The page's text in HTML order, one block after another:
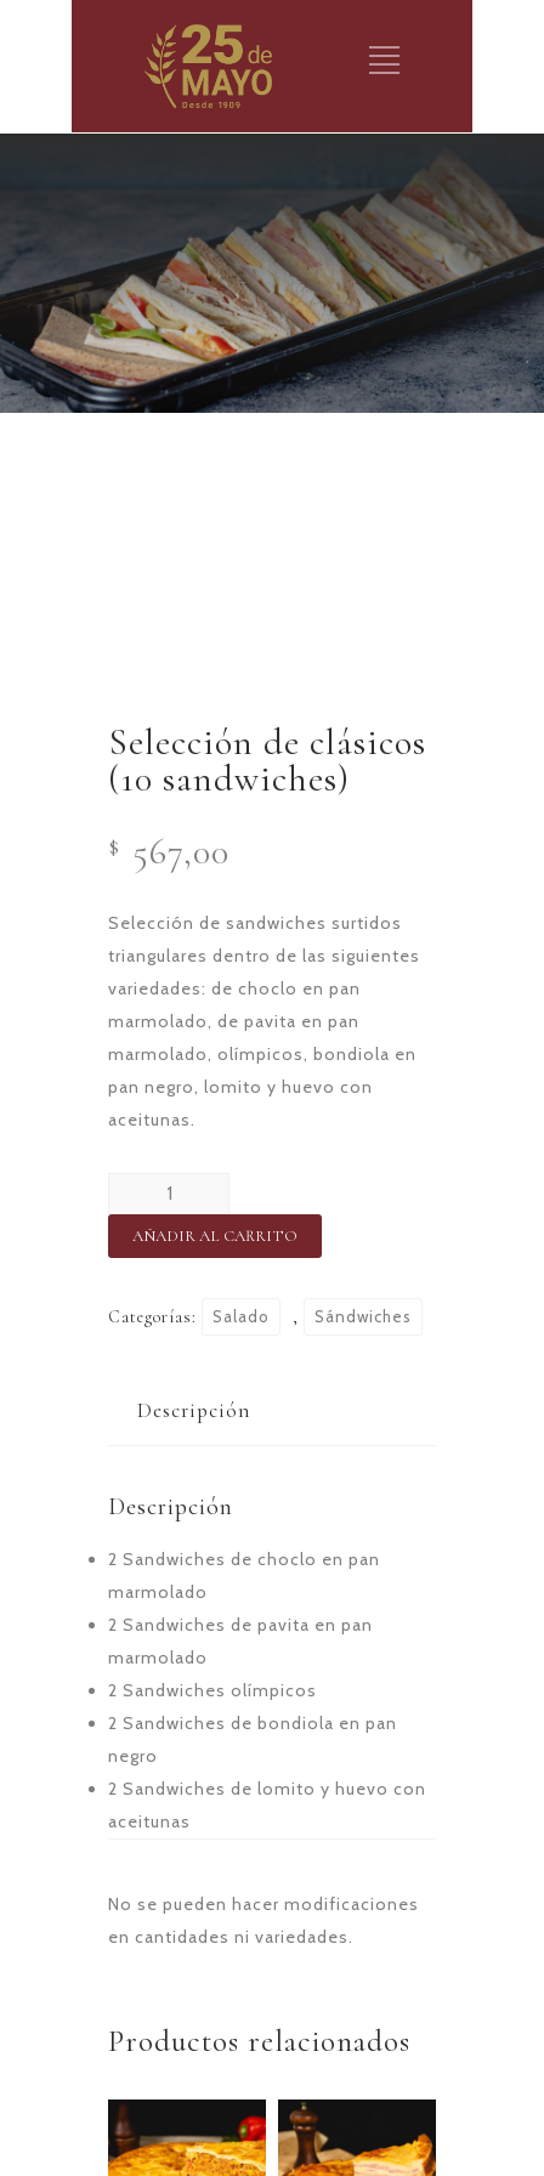
Selección de clásicos
(10 sandwiches)
$ 567,00
Selección de sandwiches surtidos
triangulares dentro de las siguientes
variedades: de choclo en pan
marmolado, de pavita en pan
marmolado, olímpicos, bondiola en
pan negro, lomito y huevo con
aceitunas.
Selección
de
clásicos
sandwiches)
AÑADIR AL CARRITO
Categorías: Salado , Sándwiches
Descripción
Descripción
2 Sandwiches de choclo en pan
marmolado
2 Sandwiches de pavita en pan
marmolado
2 Sandwiches olímpicos
2 Sandwiches de bondiola en pan
negro
2 Sandwiches de lomito y huevo con
aceitunas
No se pueden hacer modificaciones
en cantidades ni variedades.
Productos relacionados